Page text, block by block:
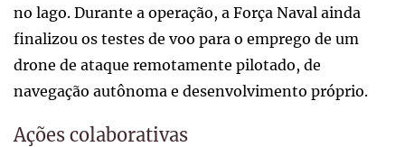
no lago. Durante a operação, a Força Naval ainda
finalizou os testes de voo para o emprego de um
drone de ataque remotamente pilotado, de
navegação autônoma e desenvolvimento próprio.
Ações colaborativas